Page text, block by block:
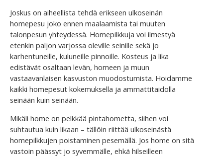
Joskus on aiheellista tehdä erikseen ulkoseinän
homepesu joko ennen maalaamista tai muuten
talonpesun yhteydessä. Homepilkkuja voi ilmestyä
etenkin paljon varjossa oleville seinille sekä jo
karhentuneille, kuluneille pinnoille. Kosteus ja lika
edistävät osaltaan levän, homeen ja muun
vastaavanlaisen kasvuston muodostumista. Hoidamme
kaikki homepesut kokemuksella ja ammattitaidolla
seinään kuin seinään.
Mikäli home on pelkkää pintahometta, siihen voi
suhtautua kuin likaan – tällöin riittää ulkoseinästä
homepilkkujen poistaminen pesemällä. Jos home on sitä
vastoin päässyt jo syvemmälle, ehkä hilseilleen